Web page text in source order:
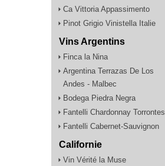
Ca Vittoria Appassimento
Pinot Grigio Vinistella Italie
Vins Argentins
Finca la Nina
Argentina Terrazas De Los
Andes - Malbec
Bodega Piedra Negra
Fantelli Chardonnay Torrontes
Fantelli Cabernet-Sauvignon
Californie
Vin Vérité la Muse